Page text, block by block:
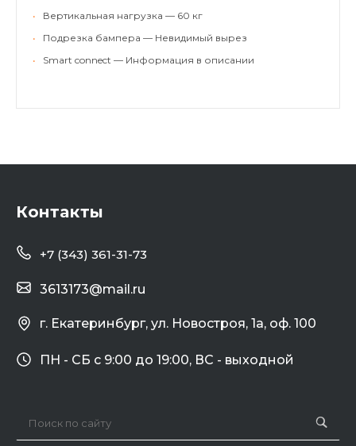
•
Вертикальная нагрузка — 60 кг
•
Подрезка бампера — Невидимый вырез
•
Smart connect — Информация в описании
Контакты
+7 (343) 361-31-73
г. Екатеринбург, ул. Новостроя, 1а, оф. 100
3613173@mail.ru
ПН - СБ с 9:00 до 19:00, ВС - выходной